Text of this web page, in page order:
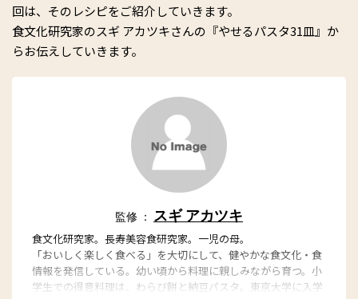
回は、そのレシピをご紹介していきます。
食文化研究家のスギ アカツキさんの『やせるパスタ31皿』か
らお伝えしていきます。
監修 ： スギ アカツキ
食文化研究家。長寿美容食研究家。一児の母。
「おいしく楽しく食べる」を大切にして、健やかな食文化・食
情報を発信している。幼い頃から料理に親しみながら育つ。小
学生での得意料理は、わらび餅と納豆パスタ。東京大学に入学